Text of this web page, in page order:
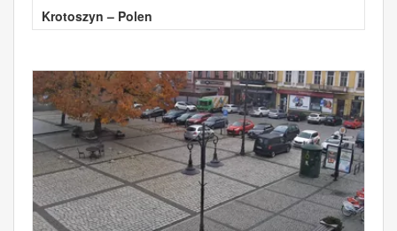
Krotoszyn – Polen